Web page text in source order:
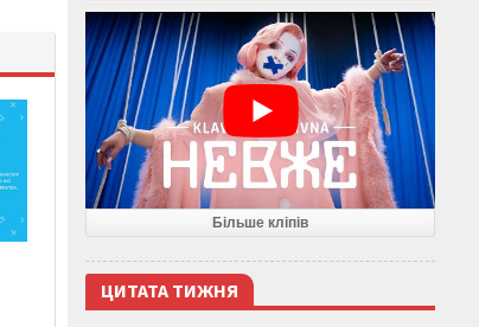
Більше кліпів
ЦИТАТА ТИЖНЯ